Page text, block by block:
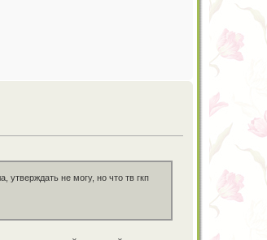
не могу, но что тв гкп